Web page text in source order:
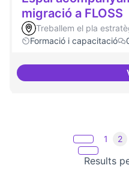
migració a FLOSS
Treballem el pla
Formació i capacitació
Results
1 2